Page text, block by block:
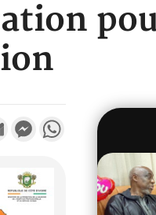
Gmail MessengerWhatsApp